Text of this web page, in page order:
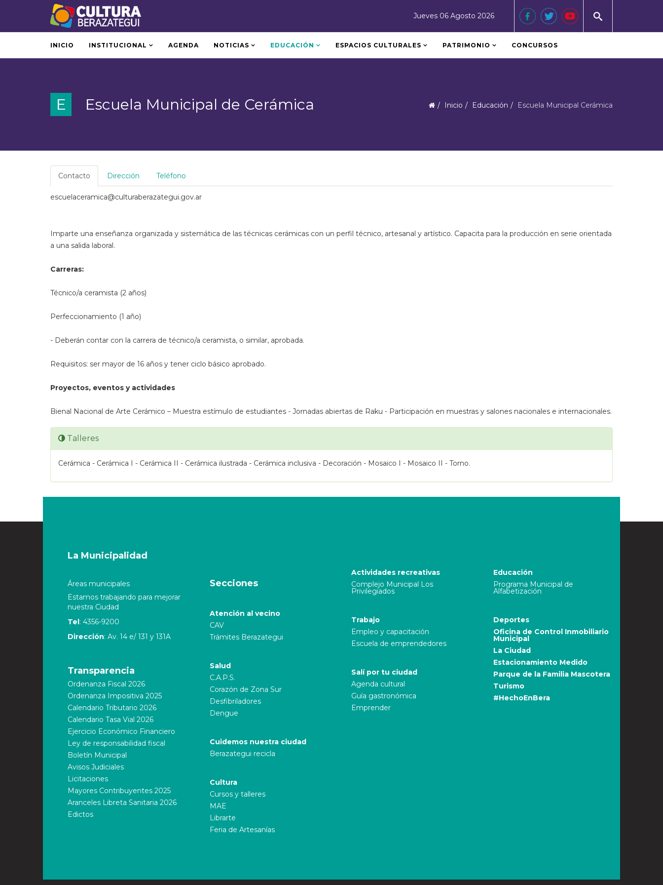
Jueves 06 Agosto 2026
INICIO INSTITUCIONAL AGENDA NOTICIAS EDUCACIÓN ESPACIOS CULTURALES PATRIMONIO CONCURSOS
E Escuela Municipal de Cerámica Inicio Educación Escuela Municipal Cerámica
Contacto Dirección Teléfono
escuelaceramica@culturaberazategui.gov.ar
Imparte una enseñanza organizada y sistemática de las técnicas cerámicas con un perfil técnico, artesanal y artístico. Capacita para la producción en serie orientada
a una salida laboral.
Carreras:
Técnico/a ceramista (2 años)
Perfeccionamiento (1 año)
- Deberán contar con la carrera de técnico/a ceramista, o similar, aprobada.
Requisitos: ser mayor de 16 años y tener ciclo básico aprobado.
Proyectos, eventos y actividades
Bienal Nacional de Arte Cerámico – Muestra estímulo de estudiantes - Jornadas abiertas de Raku - Participación en muestras y salones nacionales e internacionales.
Talleres
Cerámica - Cerámica I - Cerámica II - Cerámica ilustrada - Cerámica inclusiva - Decoración - Mosaico I - Mosaico II - Torno.
La Municipalidad
Áreas municipales
Estamos trabajando para mejorar
nuestra Ciudad
Tel: 4356-9200
Dirección: Av. 14 e/ 131 y 131A
Transparencia
Ordenanza Fiscal 2026
Ordenanza Impositiva 2025
Calendario Tributario 2026
Calendario Tasa Vial 2026
Ejercicio Económico Financiero
Ley de responsabilidad fiscal
Boletín Municipal
Avisos Judiciales
Licitaciones
Mayores Contribuyentes 2025
Aranceles Libreta Sanitaria 2026
Edictos
Secciones
Atención al vecino
CAV
Trámites Berazategui
Salud
C.A.P.S.
Corazón de Zona Sur
Desfibriladores
Dengue
Cuidemos nuestra ciudad
Berazategui recicla
Cultura
Cursos y talleres
MAE
Librarte
Feria de Artesanías
Actividades recreativas
Complejo Municipal Los
Privilegiados
Trabajo
Empleo y capacitación
Escuela de emprendedores
Salí por tu ciudad
Agenda cultural
Guía gastronómica
Emprender
Educación
Programa Municipal de
Alfabetización
Deportes
Oficina de Control Inmobiliario
Municipal
La Ciudad
Estacionamiento Medido
Parque de la Familia Mascotera
Turismo
#HechoEnBera